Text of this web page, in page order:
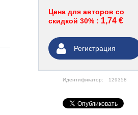
Цена для авторов со
скидкой 30% : 1,74 €
Регистрация
Идентификатор: 129358